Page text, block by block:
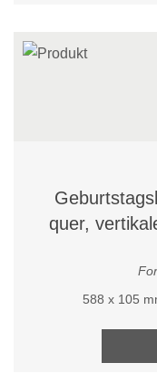
quer,
588 x 105